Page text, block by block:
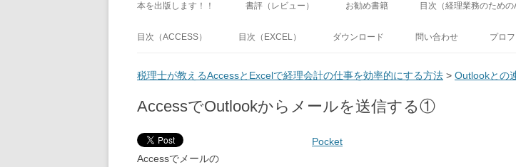
本を出版します！！ 書評（レビュー） お勧め書籍 目次（経理業務のための
目次（ACCESS） 目次（EXCEL） ダウンロード 問い合わせ プロ
税理士が教えるAccessとExcelで経理会計の仕事を効率的にする方法 > Outlookとの
AccessでOutlookからメールを送信する①
Pocket
Accessでメールの